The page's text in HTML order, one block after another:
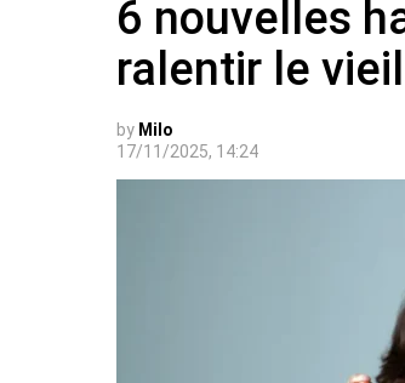
6 nouvelles
ralentir le
by Milo
17/11/2025, 14:24